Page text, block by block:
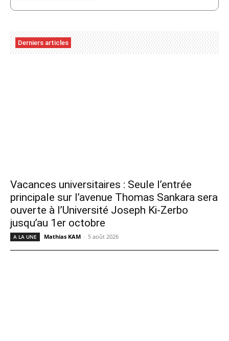
Derniers articles
Vacances universitaires : Seule l’entrée
principale sur l’avenue Thomas Sankara sera
ouverte à l’Université Joseph Ki-Zerbo
jusqu’au 1er octobre
A LA UNE Mathias KAM - 5 août 2026